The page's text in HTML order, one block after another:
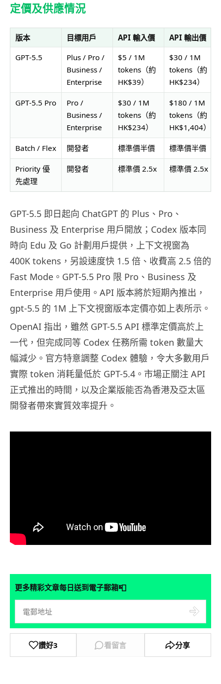
定價及供應情況
版本 目標用戶 API 輸入價
API 輸出價
GPT‑5.5
Plus / Pro /
Business /
Enterprise
$5 / 1M
tokens（約
HK$39）
$30 / 1M
tokens（約
HK$234）
GPT‑5.5 Pro
Pro /
Business /
Enterprise
$30 / 1M
tokens（約
HK$234）
$180 / 1M
tokens（約
HK$1,404）
Batch / Flex 開發者 標準價半價 標準價半價
Priority 優
先處理
開發者 標準價 2.5x 標準價 2.5x
GPT-5.5 即日起向 ChatGPT 的 Plus、Pro、
Business 及 Enterprise 用戶開放；Codex 版本同
時向 Edu 及 Go 計劃用戶提供，上下文視窗為
400K tokens，另設速度快 1.5 倍、收費高 2.5 倍的
Fast Mode。GPT-5.5 Pro 限 Pro、Business 及
Enterprise 用戶使用。API 版本將於短期內推出，
gpt-5.5 的 1M 上下文視窗版本定價亦如上表所示。
OpenAI 指出，雖然 GPT-5.5 API 標準定價高於上
一代，但完成同等 Codex 任務所需 token 數量大
幅減少。官方特意調整 Codex 體驗，令大多數用戶
實際 token 消耗量低於 GPT-5.4。市場正關注 API
正式推出的時間，以及企業版能否為香港及亞太區
開發者帶來實質效率提升。
更多精彩文章每日送到電子郵箱📮
讚好3 看留言 分享